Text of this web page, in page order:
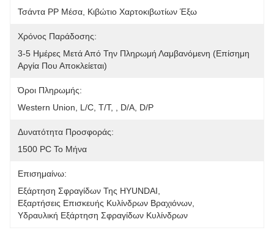
Τσάντα PP Μέσα, Κιβώτιο Χαρτοκιβωτίων Έξω
Χρόνος Παράδοσης:
3-5 Ημέρες Μετά Από Την Πληρωμή Λαμβανόμενη (επίσημη
Αργία Που Αποκλείεται)
Όροι Πληρωμής:
Western Union, L/C, T/T, , D/A, D/P
Δυνατότητα Προσφοράς:
1500 PC Το Μήνα
Επισημαίνω:
Εξάρτηση Σφραγίδων Της HYUNDAI
Εξαρτήσεις Επισκευής Κυλίνδρων Βραχιόνων
Υδραυλική Εξάρτηση Σφραγίδων Κυλίνδρων